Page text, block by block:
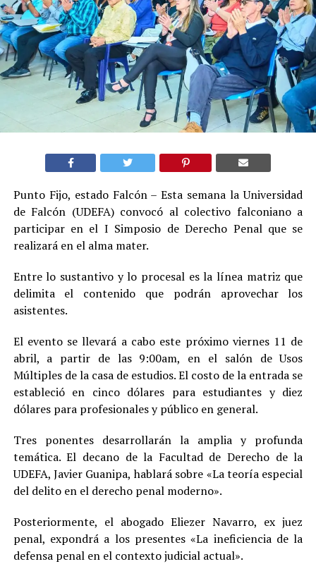
Punto Fijo, estado Falcón – Esta semana la Universidad
de Falcón (UDEFA) convocó al colectivo falconiano a
participar en el I Simposio de Derecho Penal que se
realizará en el alma mater.
Entre lo sustantivo y lo procesal es la línea matriz que
delimita el contenido que podrán aprovechar los
asistentes.
El evento se llevará a cabo este próximo viernes 11 de
abril, a partir de las 9:00am, en el salón de Usos
Múltiples de la casa de estudios. El costo de la entrada se
estableció en cinco dólares para estudiantes y diez
dólares para profesionales y público en general.
Tres ponentes desarrollarán la amplia y profunda
temática. El decano de la Facultad de Derecho de la
UDEFA, Javier Guanipa, hablará sobre «La teoría especial
del delito en el derecho penal moderno».
Posteriormente, el abogado Eliezer Navarro, ex juez
penal, expondrá a los presentes «La ineficiencia de la
defensa penal en el contexto judicial actual».